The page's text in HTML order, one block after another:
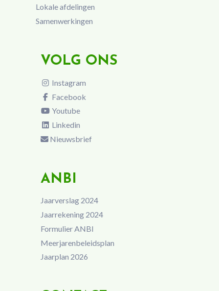
Lokale afdelingen
Samenwerkingen
VOLG ONS
Instagram
Facebook
Youtube
Linkedin
Nieuwsbrief
ANBI
Jaarverslag 2024
Jaarrekening 2024
Formulier ANBI
Meerjarenbeleidsplan
Jaarplan 2026